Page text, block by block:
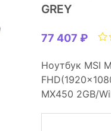
GREY
77 407 ₽
Ноутбук MSI
MX450 2GB/